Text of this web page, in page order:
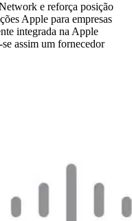
e reforça posição
Apple para empresas
integrada na Apple
assim um fornecedor